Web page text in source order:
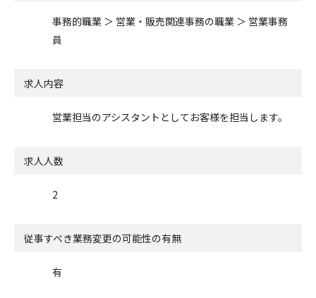
事務的職業 ＞ 営業・販売関連事務の職業 ＞ 営業事務
員
求人内容
営業担当のアシスタントとしてお客様を担当します。
求人人数
2
従事すべき業務変更の可能性の有無
有